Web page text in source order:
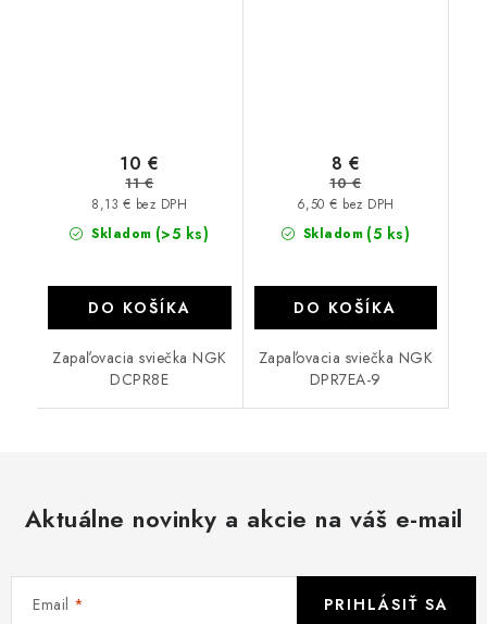
Skladom (>5 ks)
8,13 € bez DPH
10 €
11 €
DO KOŠÍKA
Zapaľovacia sviečka NGK
DCPR8E
Skladom (5 ks)
6,50 € bez DPH
8 €
10 €
DO KOŠÍKA
Zapaľovacia sviečka NGK
DPR7EA-9
Aktuálne novinky a akcie na váš e-mail
Email PRIHLÁSIŤ SA